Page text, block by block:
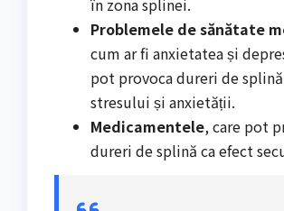
în zona splinei.
Problemele de sănătate
cum ar fi anxietatea și
pot provoca dureri de
stresului și anxietății.
Medicamentele, care pot
dureri de splină ca efect